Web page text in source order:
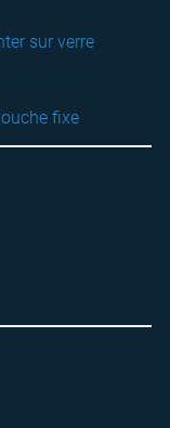
sur verre
fixe